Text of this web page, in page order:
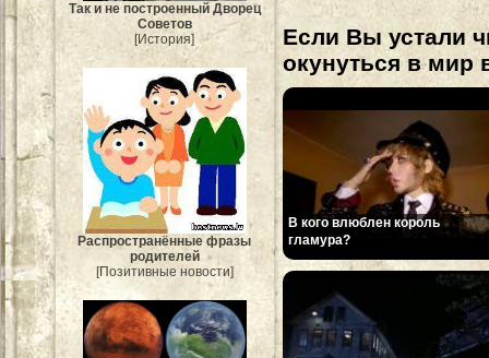
Так и не построенный Дворец
Советов
[История]
Распространённые фразы
родителей
[Позитивные новости]
Если Вы устали
окунуться в мир
В кого влюблен король
гламура?